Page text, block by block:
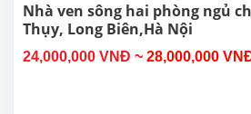
Nhà ven sông hai phòng ngủ
Thụy, Long Biên,Hà Nội
24,000,000 VNĐ ~ 28,000,000